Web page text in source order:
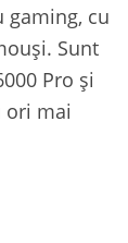
gaming, cu
Sunt
Pro și
ori mai